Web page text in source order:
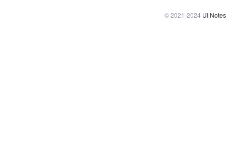
© 2021-2024 UI Notes